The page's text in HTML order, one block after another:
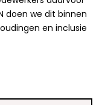
doen we dit binnen
en inclusie